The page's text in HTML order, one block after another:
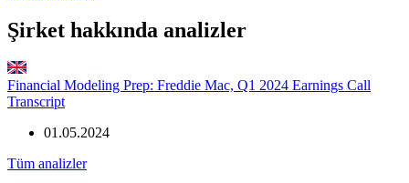
Şirket hakkında analizler
Financial Modeling Prep: Freddie Mac, Q1 2024 Earnings Call
Transcript
01.05.2024
Tüm analizler